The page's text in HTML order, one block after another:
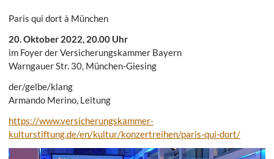
Paris qui dort à München
20. Oktober 2022, 20.00 Uhr
im Foyer der Versicherungskammer Bayern
Warngauer Str. 30, München-Giesing
der/gelbe/klang
Armando Merino, Leitung
https://www.versicherungskammer-
kulturstiftung.de/en/kultur/konzertreihen/paris-qui-dort/